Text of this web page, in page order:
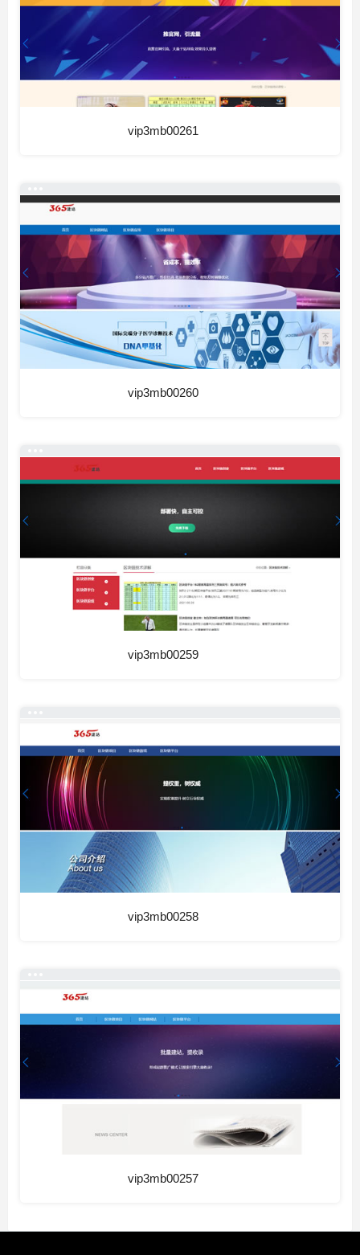
vip3mb00261
vip3mb00260
vip3mb00259
vip3mb00258
vip3mb00257